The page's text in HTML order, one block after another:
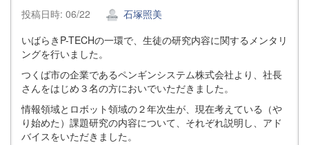
投稿日時: 06/22
石塚照美
いばらきP-TECHの一環で、生徒の研究内容に関するメンタリ
ングを行いました。
つくば市の企業であるペンギンシステム株式会社より、社長
さんをはじめ３名の方においでいただきました。
情報領域とロボット領域の２年次生が、現在考えている（や
り始めた）課題研究の内容について、それぞれ説明し、アド
バイスをいただきました。